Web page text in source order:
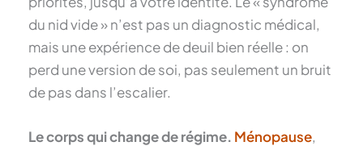
du nid vide » n’est pas un diagnostic médical,
mais une expérience de deuil bien réelle : on
perd une version de soi, pas seulement un bruit
de pas dans l’escalier.
Le corps qui change de régime. Ménopause,